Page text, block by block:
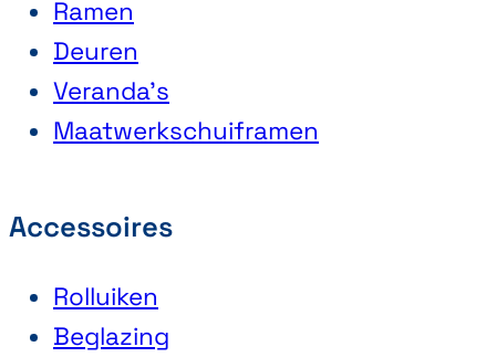
Ramen
Deuren
Veranda’s
Maatwerkschuiframen
Accessoires
Rolluiken
Beglazing